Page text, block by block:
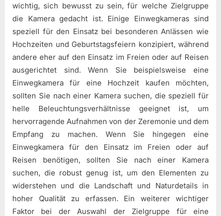
wichtig, sich bewusst zu sein, für welche Zielgruppe
die Kamera gedacht ist. Einige Einwegkameras sind
speziell für den Einsatz bei besonderen Anlässen wie
Hochzeiten und Geburtstagsfeiern konzipiert, während
andere eher auf den Einsatz im Freien oder auf Reisen
ausgerichtet sind. Wenn Sie beispielsweise eine
Einwegkamera für eine Hochzeit kaufen möchten,
sollten Sie nach einer Kamera suchen, die speziell für
helle Beleuchtungsverhältnisse geeignet ist, um
hervorragende Aufnahmen von der Zeremonie und dem
Empfang zu machen. Wenn Sie hingegen eine
Einwegkamera für den Einsatz im Freien oder auf
Reisen benötigen, sollten Sie nach einer Kamera
suchen, die robust genug ist, um den Elementen zu
widerstehen und die Landschaft und Naturdetails in
hoher Qualität zu erfassen. Ein weiterer wichtiger
Faktor bei der Auswahl der Zielgruppe für eine